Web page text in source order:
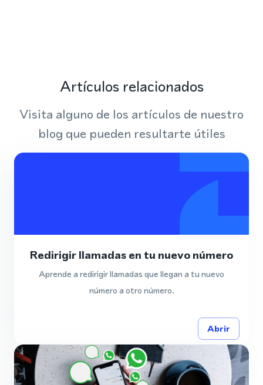
Artículos relacionados
Visita alguno de los artículos de nuestro
blog que pueden resultarte útiles
Redirigir llamadas en tu nuevo número
Aprende a redirigir llamadas que llegan a tu nuevo
número a otro número.
Abrir